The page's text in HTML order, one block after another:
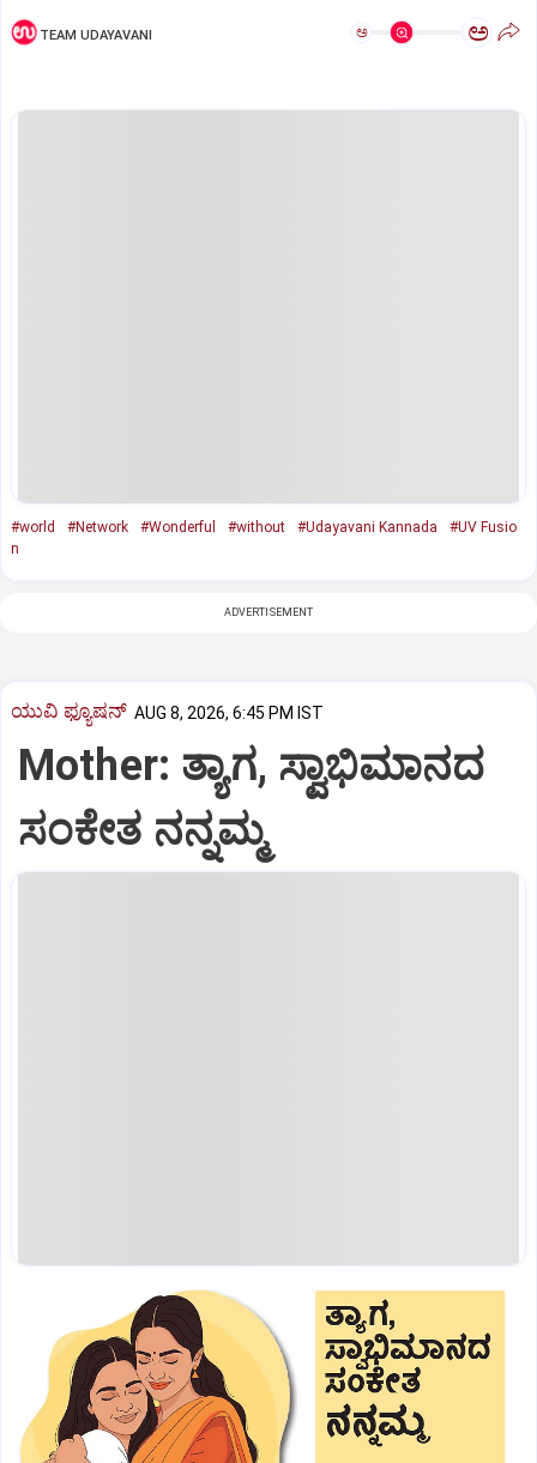
TEAM UDAYAVANI ಅ ಅ
#world #Network #Wonderful #without #Udayavani Kannada
#UV Fusio
n
ADVERTISEMENT
ಯುವಿ ಫ್ಯೂಷನ್ AUG 8, 2026, 6:45 PM IST
Mother: ತ್ಯಾಗ, ಸ್ವಾಭಿಮಾನದ
ಸಂಕೇತ ನನ್ನಮ್ಮ